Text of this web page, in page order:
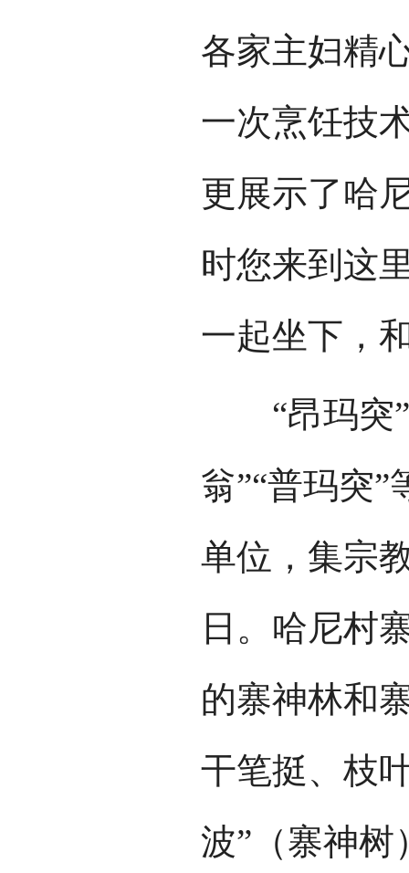
各家主妇精
一次烹饪技
更展示了哈
时您来到这
一起坐下，
“昂玛突”
翁”“普玛突
单位，集宗
日。哈尼村
的寨神林和
干笔挺、枝
波”（寨神